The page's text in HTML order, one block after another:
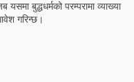
बुद्धधर्मको परम्परामा व्याख्या
गरिन्छ।